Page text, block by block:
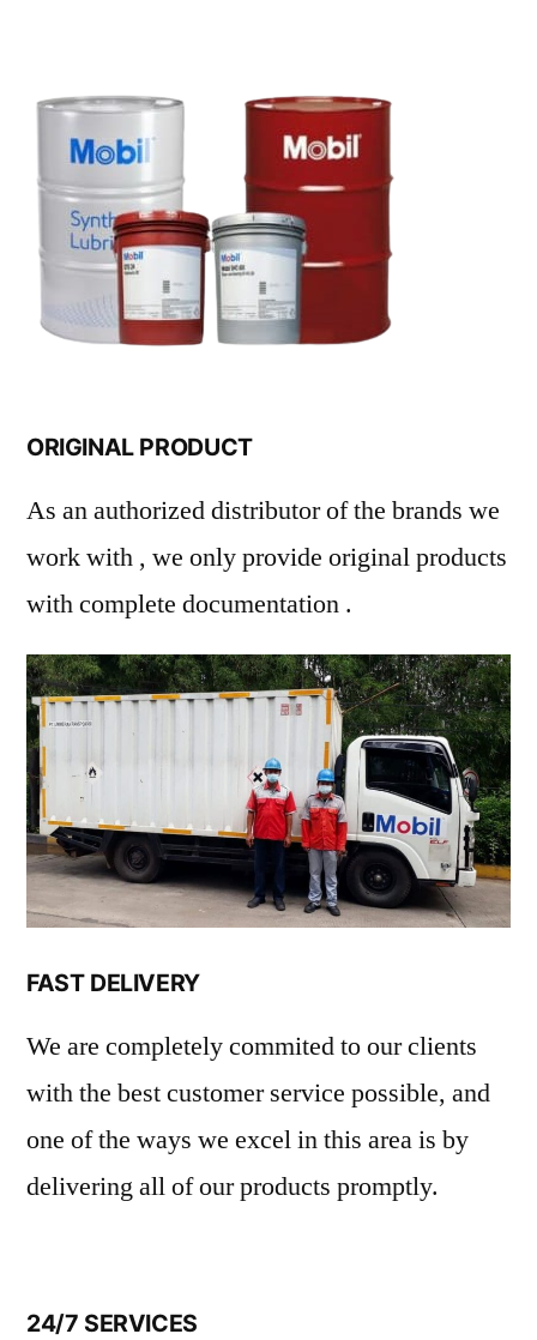
ORIGINAL PRODUCT
As an authorized distributor of the brands we
work with , we only provide original products
with complete documentation .
FAST DELIVERY
We are completely commited to our clients
with the best customer service possible, and
one of the ways we excel in this area is by
delivering all of our products promptly.
24/7 SERVICES